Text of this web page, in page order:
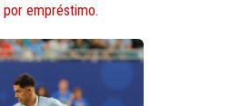
empréstimo.